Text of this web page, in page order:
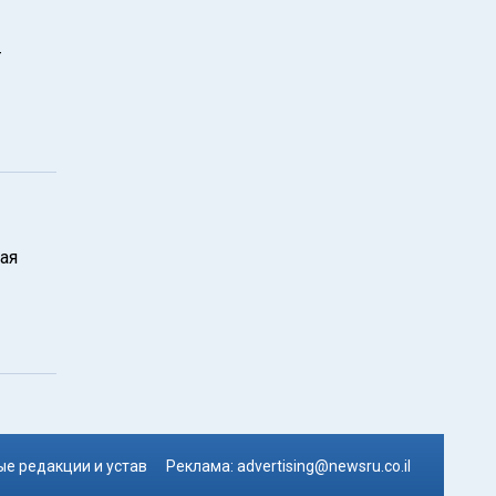
редакции и устав Реклама: advertising@newsru.co.il